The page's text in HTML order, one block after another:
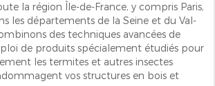
la région Île-de-France, y compris Paris,
les départements de la Seine et du Val-
des techniques avancées de
de produits spécialement étudiés pour
les termites et autres insectes
vos structures en bois et